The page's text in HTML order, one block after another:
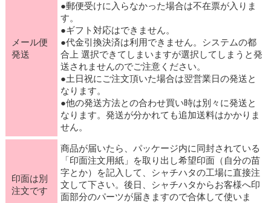
メール便
発送
●郵便受けに入らなかった場合は不在票が入りま
す。
●ギフト対応はできません。
●代金引換決済は利用できません。システムの都
合上 選択できてしまいますが選択してしまうと発
送されませんのでご注意ください。
●土日祝にご注文頂いた場合は翌営業日の発送と
なります。
●他の発送方法との合わせ買い時は別々に発送と
なります。発送が分かれても追加送料はかかりま
せん。
印面は別
注文です
商品が届いたら、パッケージ内に同封されている
「印面注文用紙」を取り出し希望印面（自分の苗
字とか）を記入して、シャチハタの工場に直接注
文して下さい。後日、シャチハタからお客様へ印
面部分のパーツが届きますので合体して使いま